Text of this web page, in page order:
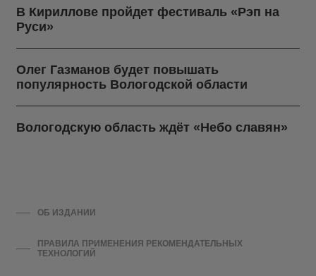
В Кириллове пройдет фестиваль «Рэп на
Руси»
Олег Газманов будет повышать
популярность Вологодской области
Вологодскую область ждёт «Небо славян»
ОБ ИЗДАНИИ
ПРАВИЛА ПРИМЕНЕНИЯ РЕКОМЕНДАТЕЛЬНЫХ
ТЕХНОЛОГИЙ